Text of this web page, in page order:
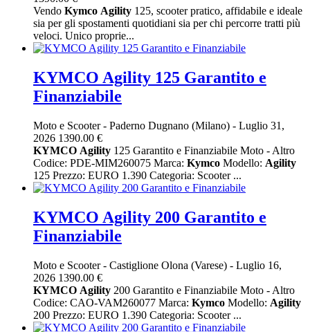
Vendo Kymco Agility 125, scooter pratico, affidabile e ideale
sia per gli spostamenti quotidiani sia per chi percorre tratti più
veloci. Unico proprie...
KYMCO Agility 125 Garantito e
Finanziabile
Moto e Scooter- Paderno Dugnano (Milano) - Luglio 31,
2026 1390.00 €
KYMCO Agility 125 Garantito e Finanziabile Moto - Altro
Codice: PDE-MIM260075 Marca: Kymco Modello: Agility
125 Prezzo: EURO 1.390 Categoria: Scooter ...
KYMCO Agility 200 Garantito e
Finanziabile
Moto e Scooter- Castiglione Olona (Varese) - Luglio 16,
2026 1390.00 €
KYMCO Agility 200 Garantito e Finanziabile Moto - Altro
Codice: CAO-VAM260077 Marca: Kymco Modello: Agility
200 Prezzo: EURO 1.390 Categoria: Scooter ...